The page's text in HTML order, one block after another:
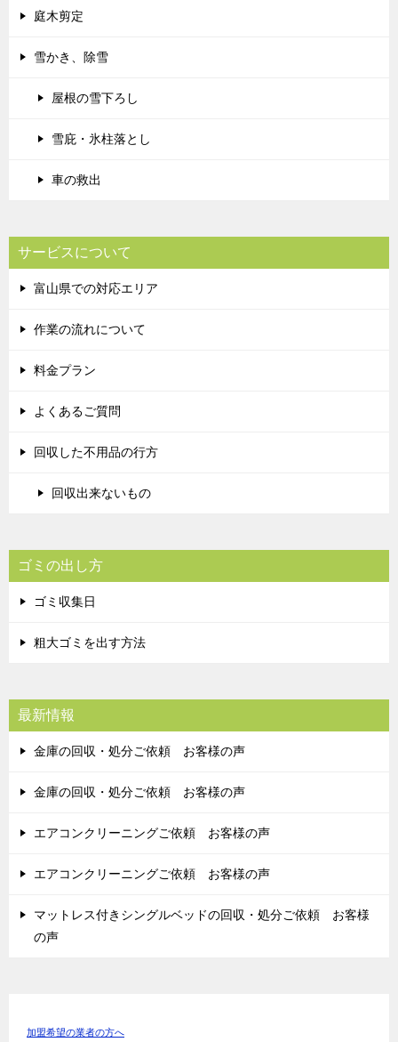
庭木剪定
雪かき、除雪
屋根の雪下ろし
雪庇・氷柱落とし
車の救出
サービスについて
富山県での対応エリア
作業の流れについて
料金プラン
よくあるご質問
回収した不用品の行方
回収出来ないもの
ゴミの出し方
ゴミ収集日
粗大ゴミを出す方法
最新情報
金庫の回収・処分ご依頼 お客様の声
金庫の回収・処分ご依頼 お客様の声
エアコンクリーニングご依頼 お客様の声
エアコンクリーニングご依頼 お客様の声
マットレス付きシングルベッドの回収・処分ご依頼 お客様
の声
加盟希望の業者の方へ